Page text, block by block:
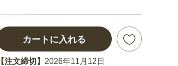
カートに入れる
【注文締切】 2026年11月12日